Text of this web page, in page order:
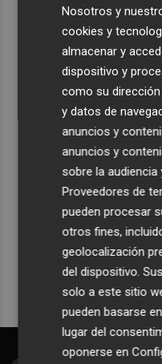
de Sierra Engarcerán
Juan Tallón, Marta
Boix, protagonistas de
Entre Libros en
Recibe
Plaza
Nosotros y
cookies y
almacenar y
dispositivo y
como su
y datos de
anuncios y
anuncios y
sobre la
Proveedores de
pueden procesar
otros fines,
geolocalización
del dispositivo.
solo a este sitio
pueden basarse
lugar del
oponerse en